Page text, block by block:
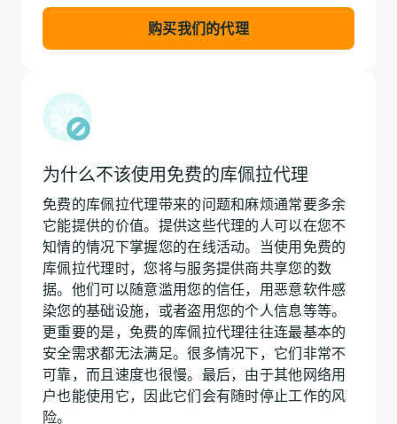
购买我们的代理
为什么不该使用免费的库佩拉代理
免费的库佩拉代理带来的问题和麻烦通常要多余
它能提供的价值。提供这些代理的人可以在您不
知情的情况下掌握您的在线活动。当使用免费的
库佩拉代理时，您将与服务提供商共享您的数
据。他们可以随意滥用您的信任，用恶意软件感
染您的基础设施，或者盗用您的个人信息等等。
更重要的是，免费的库佩拉代理往往连最基本的
安全需求都无法满足。很多情况下，它们非常不
可靠，而且速度也很慢。最后，由于其他网络用
户也能使用它，因此它们会有随时停止工作的风
险。